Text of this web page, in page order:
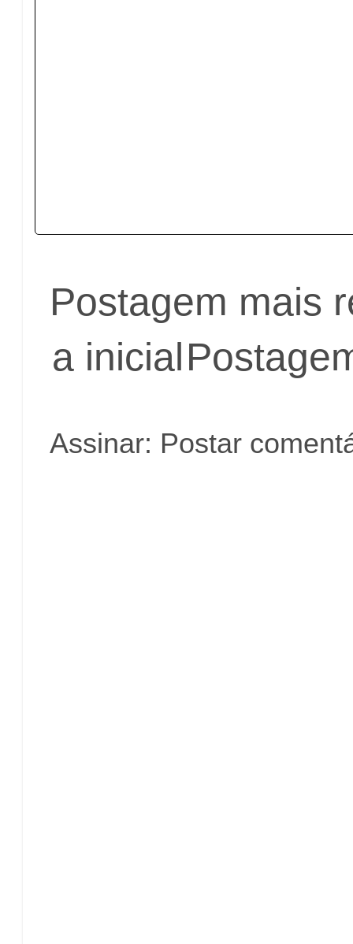
Postagem mais
a inicial
Assinar: Postar